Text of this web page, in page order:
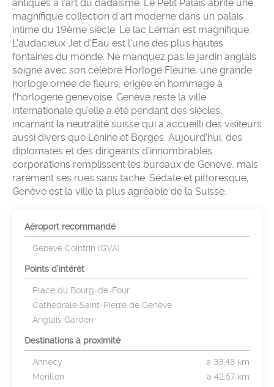
magnifique collection d'art moderne dans un palais
intime du 19ème siècle. Le lac Léman est magnifique.
L'audacieux Jet d'Eau est l'une des plus hautes
fontaines du monde. Ne manquez pas le jardin anglais
soigné avec son célèbre Horloge Fleurie, une grande
horloge ornée de fleurs, érigée en hommage à
l'horlogerie genevoise. Genève reste la ville
internationale qu’elle a été pendant des siècles,
incarnant la neutralité suisse qui a accueilli des visiteurs
aussi divers que Lénine et Borges. Aujourd'hui, des
diplomates et des dirigeants d'innombrables
corporations remplissent les bureaux de Genève, mais
rarement ses rues sans tache. Sédate et pittoresque,
Genève est la ville la plus agréable de la Suisse.
Aéroport recommandé
Geneve Cointrin (GVA)
Points d’intérêt
Place du Bourg-de-Four
Cathédrale Saint-Pierre de Genève
Anglais Garden
Destinations à proximité
Annecy
a 33,48 km
Morillon
a 42,57 km